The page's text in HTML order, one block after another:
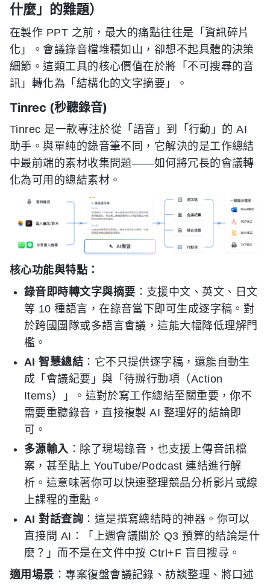
什麼」的難題）
在製作 PPT 之前，最大的痛點往往是「資訊碎片
化」。會議錄音檔堆積如山，卻想不起具體的決策
細節。這類工具的核心價值在於將「不可搜尋的音
訊」轉化為「結構化的文字摘要」。
Tinrec (秒聽錄音)
Tinrec 是一款專注於從「語音」到「行動」的 AI
助手。與單純的錄音筆不同，它解決的是工作總結
中最前端的素材收集問題——如何將冗長的會議轉
化為可用的總結素材。
核心功能與特點：
錄音即時轉文字與摘要 ：支援中文、英文、日文
等 10 種語言，在錄音當下即可生成逐字稿。對
於跨國團隊或多語言會議，這能大幅降低理解門
檻。
AI 智慧總結 ：它不只提供逐字稿，還能自動生
成「會議紀要」與「待辦行動項（Action
Items）」。這對於寫工作總結至關重要，你不
需要重聽錄音，直接複製 AI 整理好的結論即
可。
多源輸入 ：除了現場錄音，也支援上傳音訊檔
案，甚至貼上 YouTube/Podcast 連結進行解
析。這意味著你可以快速整理競品分析影片或線
上課程的重點。
AI 對話查詢 ：這是撰寫總結時的神器。你可以
直接問 AI：「上週會議關於 Q3 預算的結論是什
麼？」而不是在文件中按 Ctrl+F 盲目搜尋。
適用場景 ：專案復盤會議記錄、訪談整理、將口述